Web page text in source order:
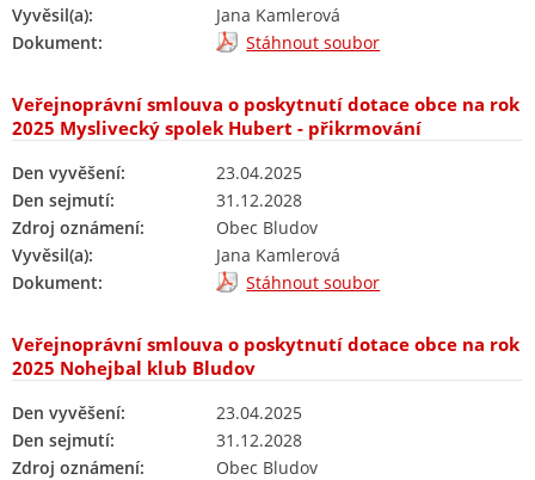
Vyvěsil(a):
Jana Kamlerová
Dokument:
Stáhnout soubor
Veřejnoprávní smlouva o poskytnutí dotace obce na rok
2025 Myslivecký spolek Hubert - přikrmování
Den vyvěšení:
23.04.2025
Den sejmutí:
31.12.2028
Zdroj oznámení:
Obec Bludov
Vyvěsil(a):
Jana Kamlerová
Dokument:
Stáhnout soubor
Veřejnoprávní smlouva o poskytnutí dotace obce na rok
2025 Nohejbal klub Bludov
Den vyvěšení:
23.04.2025
Den sejmutí:
31.12.2028
Zdroj oznámení:
Obec Bludov